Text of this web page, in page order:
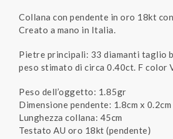
Collana con pendente in oro 18kt
Creato a mano in Italia.
Pietre principali: 33 diamanti taglio
peso stimato di circa 0.40ct. F color
Peso dell’oggetto: 1.85gr
Dimensione pendente: 1.8cm x 0.2cm
Lunghezza collana: 45cm
Testato AU oro 18kt (pendente)